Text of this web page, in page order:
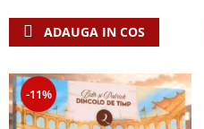
Leadership
Mediu
Sanatate / nutritie
ADAUGA IN COS
-11%